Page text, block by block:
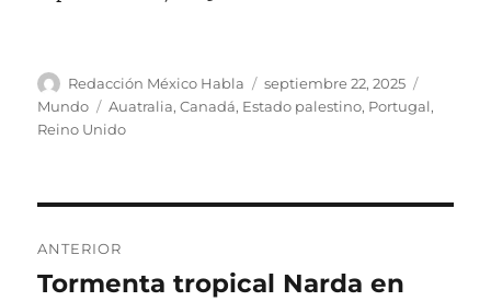
A
u
t
Redacción México Habla
P
u
e
septiembre 22, 2025
a
Mundo
E
t
t
s
Auatralia,Canadá, Estado palestino, Portugal,
Reino Unido
a
ANTERIOR
E
Tormenta tropical Narda en